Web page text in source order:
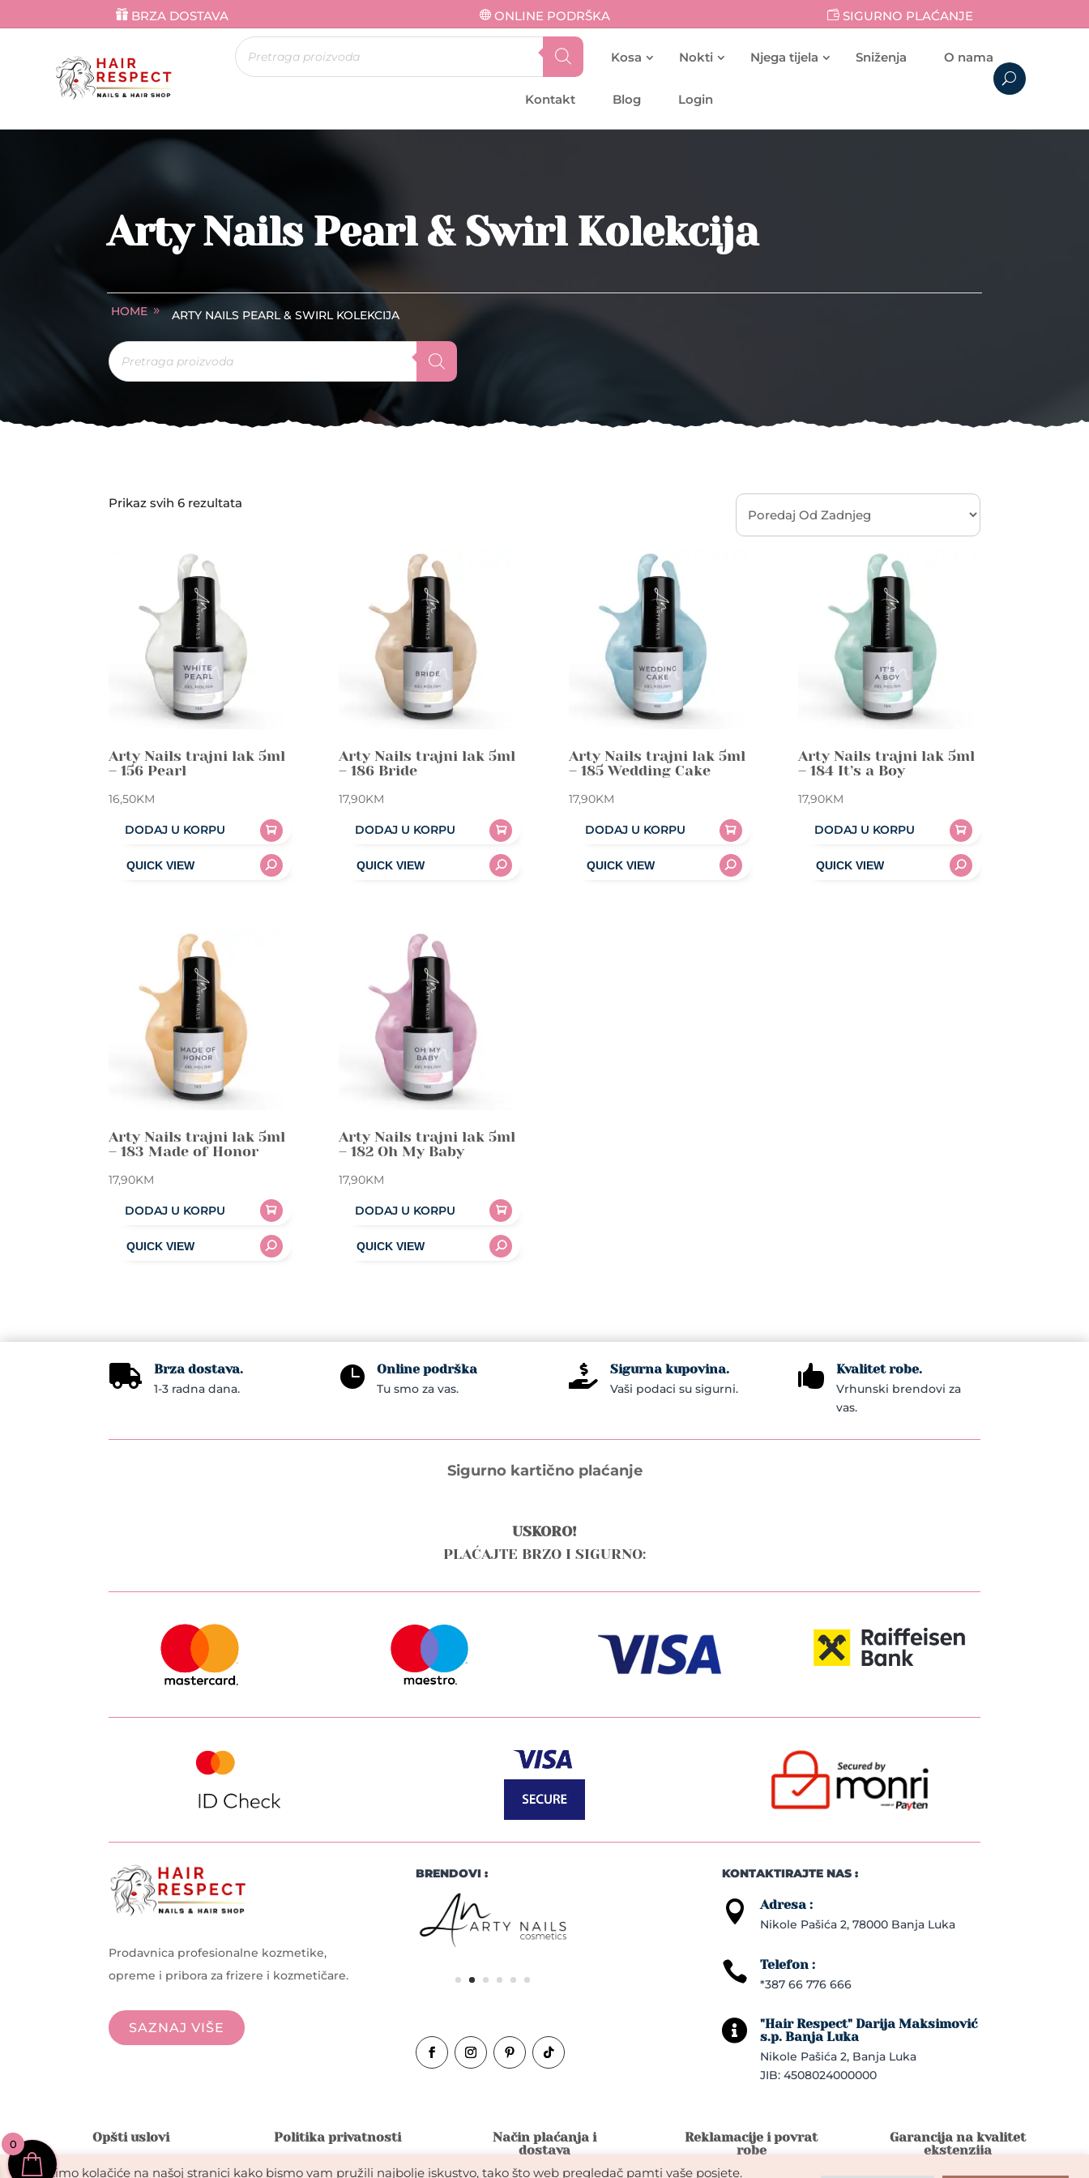
BRZA DOSTAVA ONLINE PODRŠKA SIGURNO PLAĆANJE
Products
search Kosa Nokti Njega tijela Sniženja O nama
Kontakt Blog Login
Arty Nails Pearl & Swirl Kolekcija
HOME ARTY NAILS PEARL & SWIRL KOLEKCIJA
Products
search
Prikaz svih 6 rezultata
Arty Nails trajni lak 5ml
– 156 Pearl
16,50KM
DODAJ U KORPU
Arty Nails trajni lak 5ml
– 186 Bride
17,90KM
DODAJ U KORPU
Arty Nails trajni lak 5ml
– 185 Wedding Cake
17,90KM
DODAJ U KORPU
Arty Nails trajni lak 5ml
– 184 It’s a Boy
17,90KM
DODAJ U KORPU
Arty Nails trajni lak 5ml
– 183 Made of Honor
17,90KM
DODAJ U KORPU
Arty Nails trajni lak 5ml
– 182 Oh My Baby
17,90KM
DODAJ U KORPU
 Brza dostava.
1-3 radna dana.  Online podrška
Tu smo za vas.  Sigurna kupovina.
Vaši podaci su sigurni.  Kvalitet robe.
Vrhunski brendovi za
vas.
Sigurno kartično plaćanje
USKORO!
PLAĆAJTE BRZO I SIGURNO:
Prodavnica profesionalne kozmetike,
opreme i pribora za frizere i kozmetičare.
SAZNAJ VIŠE
BRENDOVI : KONTAKTIRAJTE NAS :
 Adresa :
Nikole Pašića 2, 78000 Banja Luka
 Telefon :
*387 66 776 666

"Hair Respect" Darija Maksimović
s.p. Banja Luka
Nikole Pašića 2, Banja Luka
JIB: 4508024000000
Opšti uslovi Politika privatnosti
Način plaćanja i
dostava
Reklamacije i povrat
robe
Garancija na kvalitet
ekstenzija
Koristimo kolačiće na našoj stranici kako bismo vam pružili najbolje iskustvo, tako što web pregledač pamti vaše posjete.
0